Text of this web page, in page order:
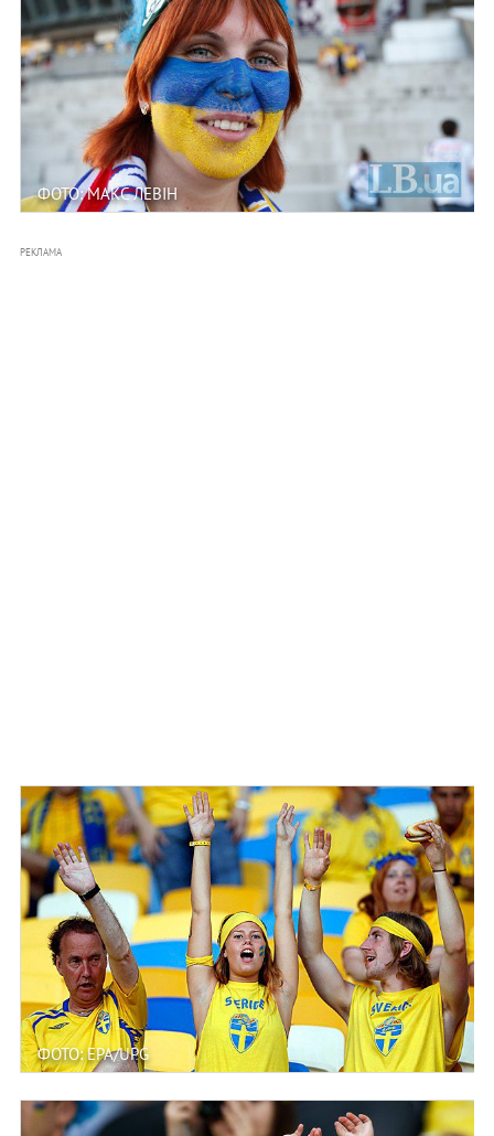
ФОТО: МАКС ЛЕВІН
РЕКЛАМА
ФОТО: EPA/UPG